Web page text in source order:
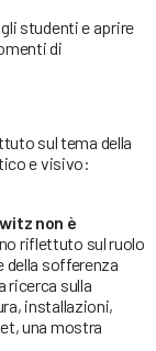
studenti e aprire
di
sul tema della
e visivo:
non è
riflettuto sul ruolo
della sofferenza
ricerca sulla
installazioni,
una mostra